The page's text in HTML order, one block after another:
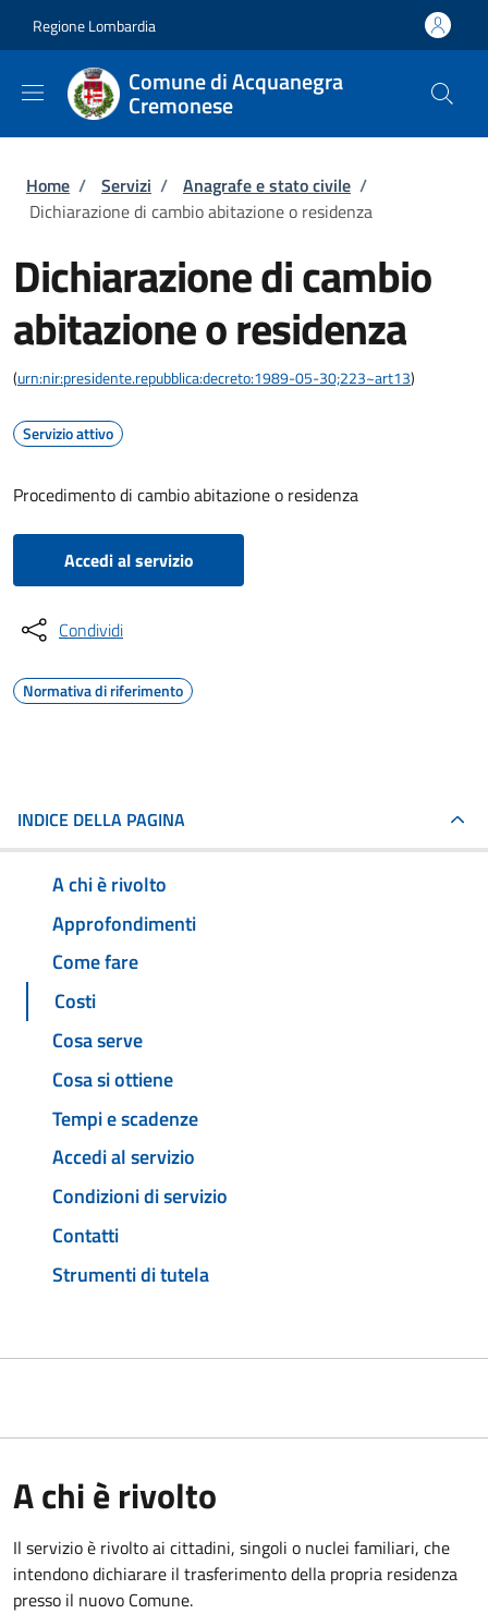
Regione Lombardia
Comune di Acquanegra
Cremonese
Briciole di pane
Home / Servizi / Anagrafe e stato civile /
Dichiarazione di cambio abitazione o residenza
Dichiarazione di cambio
abitazione o residenza
(urn:nir:presidente.repubblica:decreto:1989-05-30;223~art13)
Servizio attivo
Procedimento di cambio abitazione o residenza
Accedi al servizio
Condividi
Normativa di riferimento
INDICE DELLA PAGINA
A chi è rivolto
Approfondimenti
Come fare
Costi
Cosa serve
Cosa si ottiene
Tempi e scadenze
Accedi al servizio
Condizioni di servizio
Contatti
Strumenti di tutela
A chi è rivolto
Il servizio è rivolto ai cittadini, singoli o nuclei familiari, che
intendono dichiarare il trasferimento della propria residenza
presso il nuovo Comune.